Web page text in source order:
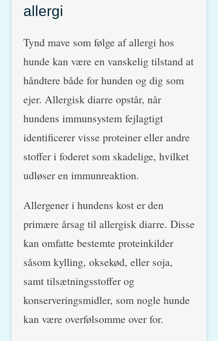
allergi
Tynd mave som følge af allergi hos
hunde kan være en vanskelig tilstand at
håndtere både for hunden og dig som
ejer. Allergisk diarre opstår, når
hundens immunsystem fejlagtigt
identificerer visse proteiner eller andre
stoffer i foderet som skadelige, hvilket
udløser en immunreaktion.
Allergener i hundens kost er den
primære årsag til allergisk diarre. Disse
kan omfatte bestemte proteinkilder
såsom kylling, oksekød, eller soja,
samt tilsætningsstoffer og
konserveringsmidler, som nogle hunde
kan være overfølsomme over for.